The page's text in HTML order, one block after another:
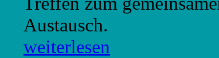
Austausch.
weiterlesen